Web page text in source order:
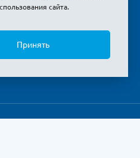
звонок по РФ
сайта
Принять